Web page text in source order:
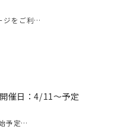
ジをご利…
催日：4/11～予定
予定…